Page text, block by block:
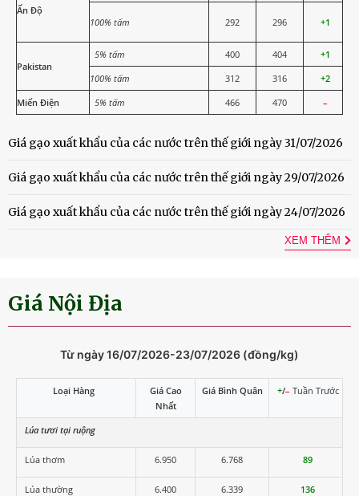
Ấn Độ
100% tấm 292 296 +1
Pakistan
5% tấm 400 404
+1
100% tấm
312 316
+2
Miến Điện
5% tấm 466 470 –
Giá gạo xuất khẩu của các nước trên thế giới ngày 31/07/2026
Giá gạo xuất khẩu của các nước trên thế giới ngày 29/07/2026
Giá gạo xuất khẩu của các nước trên thế giới ngày 24/07/2026
XEM THÊM
Giá Nội Địa
Từ ngày 16/07/2026-23/07/2026 (đồng/kg)
Loại Hàng
Giá Cao
Nhất
Giá Bình Quân +/– Tuần Trước
Lúa tươi tại ruộng
Lúa thơm 6.950 6.768 89
Lúa thường 6.400 6.339 136